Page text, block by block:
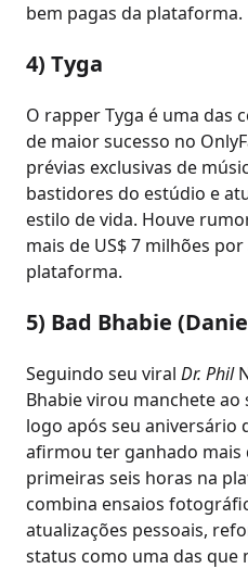
bem pagas da plataforma.
4) Tyga
O rapper Tyga é uma das
de maior sucesso no
prévias exclusivas de
bastidores do estúdio e
estilo de vida. Houve
mais de US$ 7 milhões
plataforma.
5) Bad Bhabie
Seguindo seu viral Dr. Phil
Bhabie virou manchete ao
logo após seu aniversário
afirmou ter ganhado mais
primeiras seis horas na
combina ensaios
atualizações pessoais,
status como uma das que